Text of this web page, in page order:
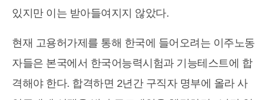
있지만 이는 받아들여지지 않았다.
현재 고용허가제를 통해 한국에 들어오려는 이주노동
자들은 본국에서 한국어능력시험과 기능테스트에 합
격해야 한다. 합격하면 2년간 구직자 명부에 올라 사